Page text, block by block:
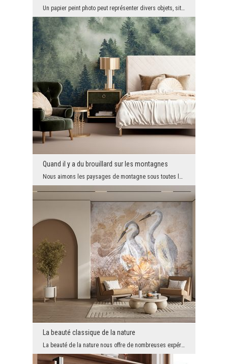
Un papier peint photo peut représenter divers objets, situations, plantes, paysages, etc. Mais il...
Quand il y a du brouillard sur les montagnes
Nous aimons les paysages de montagne sous toutes leurs formes. Ils plaisent aux yeux, ajoutent de...
La beauté classique de la nature
La beauté de la nature nous offre de nombreuses expériences esthétiques qui n’ont pas besoin d’êt...